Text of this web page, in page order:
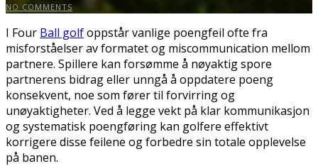
NO COMMENTS
I Four Ball golfoppstår vanlige poengfeil ofte fra
misforståelser av formatet og miscommunication mellom
partnere. Spillere kan forsømme å nøyaktig spore
partnerens bidrag eller unngå å oppdatere poeng
konsekvent, noe som fører til forvirring og
unøyaktigheter. Ved å legge vekt på klar kommunikasjon
og systematisk poengføring kan golfere effektivt
korrigere disse feilene og forbedre sin totale opplevelse
på banen.